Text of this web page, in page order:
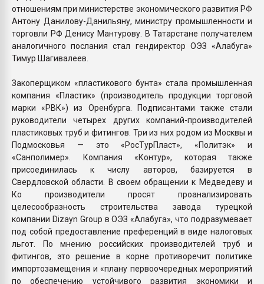
отношениям при министерстве экономического развития РФ
Антону Данилову-Данильяну, министру промышленности и
торговли РФ Денису Мантурову. В Татарстане получателем
аналогичного послания стал гендиректор ОЭЗ «Алабуга»
Тимур Шагивалеев.
Закоперщиком «пластикового бунта» стала промышленная
компания «Пластик» (производитель продукции торговой
марки «РВК») из Оренбурга. Подписантами также стали
руководители четырех других компаний-производителей
пластиковых труб и фитингов. Три из них родом из Москвы и
Подмосковья — это «РосТурПласт», «Политэк» и
«Санполимер». Компания «Контур», которая также
присоединилась к числу авторов, базируется в
Свердловской области. В своем обращении к Медведеву и
Ко производители просят проанализировать
целесообразность строительства завода турецкой
компании Dizayn Group в ОЭЗ «Алабуга», что подразумевает
под собой предоставление преференций в виде налоговых
льгот. По мнению российских производителей труб и
фитингов, это решение в корне противоречит политике
импортозамещения и «плану первоочередных мероприятий
по обеспечению устойчивого развития экономики и